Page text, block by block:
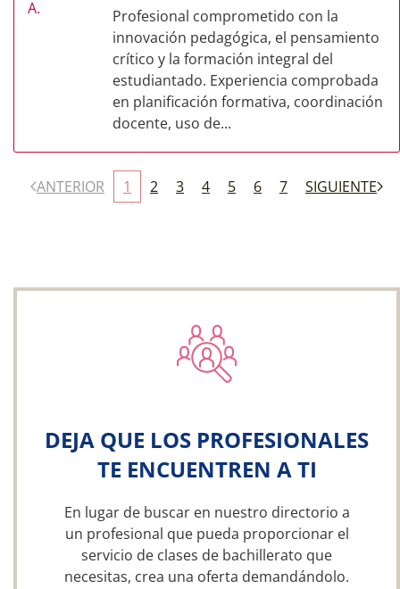
Profesional comprometido con la
innovación pedagógica, el pensamiento
crítico y la formación integral del
estudiantado. Experiencia comprobada
en planificación formativa, coordinación
docente, uso de...
ANTERIOR 1 2 3 4 5 6 7 SIGUIENTE
DEJA QUE LOS PROFESIONALES
TE ENCUENTREN A TI
En lugar de buscar en nuestro directorio a
un profesional que pueda proporcionar el
servicio de clases de bachillerato que
necesitas, crea una oferta demandándolo.